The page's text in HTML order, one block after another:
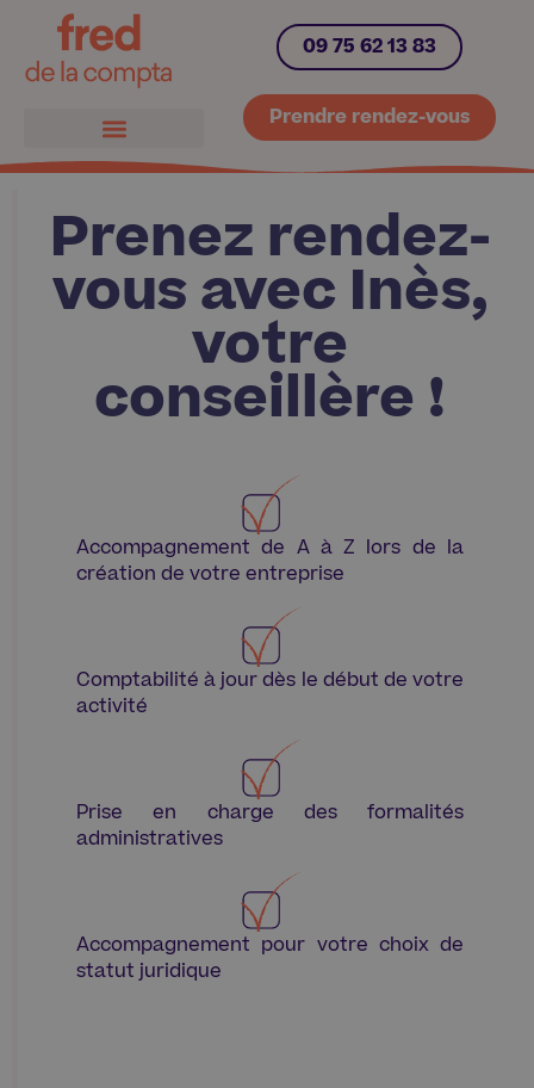
09 75 62 13 83
Prendre rendez-vous
Prenez rendez-
vous avec Inès,
votre
conseillère !
Accompagnement de A à Z lors de la
création de votre entreprise​
Comptabilité à jour dès le début de votre
activité
Prise en charge des formalités
administratives
Accompagnement pour votre choix de
statut juridique